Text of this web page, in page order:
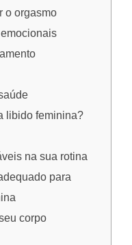
o orgasmo
libido feminina?
na sua rotina
para
corpo